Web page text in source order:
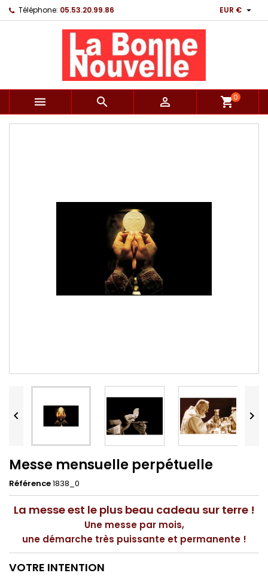
Téléphone: 05.53.20.99.86 EUR € 
   shopping_cart0
 
Messe mensuelle perpétuelle
Référence1838_0
La messe est le plus beau cadeau sur terre !
Une messe par mois,
une démarche très puissante et permanente !
VOTRE INTENTION